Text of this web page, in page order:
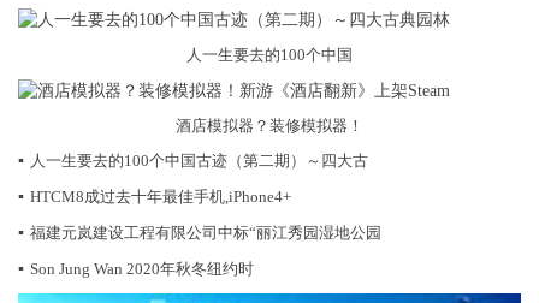
人一生要去的100个中国
酒店模拟器？装修模拟器！
▪ 人一生要去的100个中国古迹（第二期）～四大古
▪ HTCM8成过去十年最佳手机,iPhone4+
▪ 福建元岚建设工程有限公司中标“丽江秀园湿地公园
▪ Son Jung Wan 2020年秋冬纽约时